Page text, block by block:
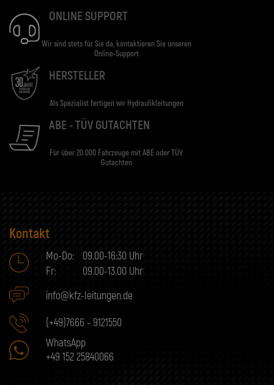
ONLINE SUPPORT
Wir sind stets für Sie da, kontaktieren Sie unseren
Online-Support
HERSTELLER
Als Spezialist fertigen wir Hydraulikleitungen
ABE - TÜV GUTACHTEN
Für über 20.000 Fahrzeuge mit ABE oder TÜV
Gutachten
Kontakt
Mo-Do:
09.00-16:30 Uhr
Fr:
09.00-13.00 Uhr
info@kfz-leitungen.de
(+49)7666 - 9121550
WhatsApp
+49 152 25840066